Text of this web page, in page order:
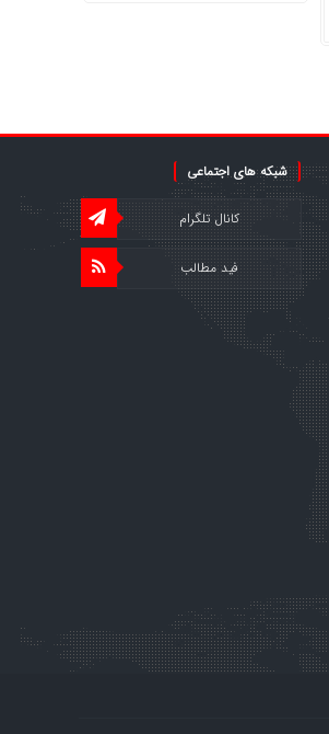
شبکه های اجتماعی
کانال تلگرام
فید مطالب